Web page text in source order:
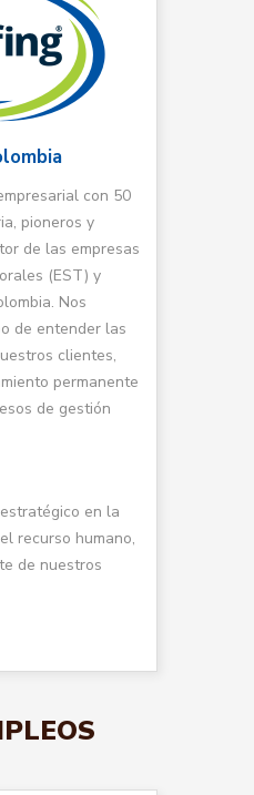
con 50
pioneros y
de las empresas
(EST) y
Nos
de entender las
clientes,
permanente
de gestión
en la
recurso humano,
de nuestros